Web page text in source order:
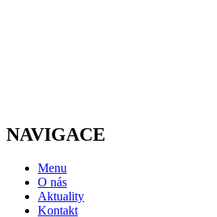
NAVIGACE
Menu
O nás
Aktuality
Kontakt